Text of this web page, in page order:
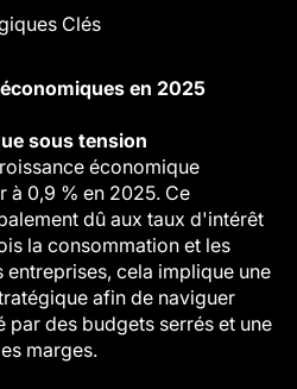
Clés
en 2025
sous tension
économique
à 0,9 % en 2025. Ce
dû aux taux d'intérêt
la consommation et les
entreprises, cela implique une
afin de naviguer
par des budgets serrés et une
marges.